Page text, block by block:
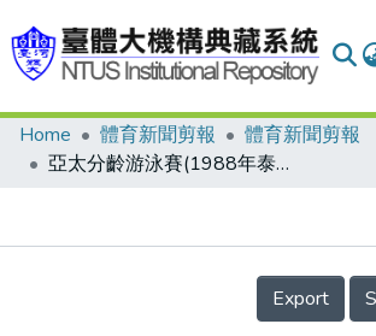
Communities & Collections
Home 體育新聞剪報
體育新聞剪報
亞太分齡游泳賽(1988年泰國) 小女生大熱門 王侑婷百米自由式再添金牌 中華小將又獲一金四銀九銅牌/為明年北平亞洲杯籃球賽作準備 打完中正杯先選準國手/中日港足球賽焦點人物 山度士 紅髮小精靈 南華發電機
Details
Export